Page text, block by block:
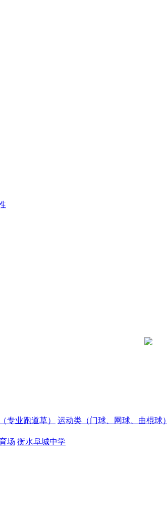
专业跑道草） 运动类（门球、网球、曲棍球）
场 衡水阜城中学